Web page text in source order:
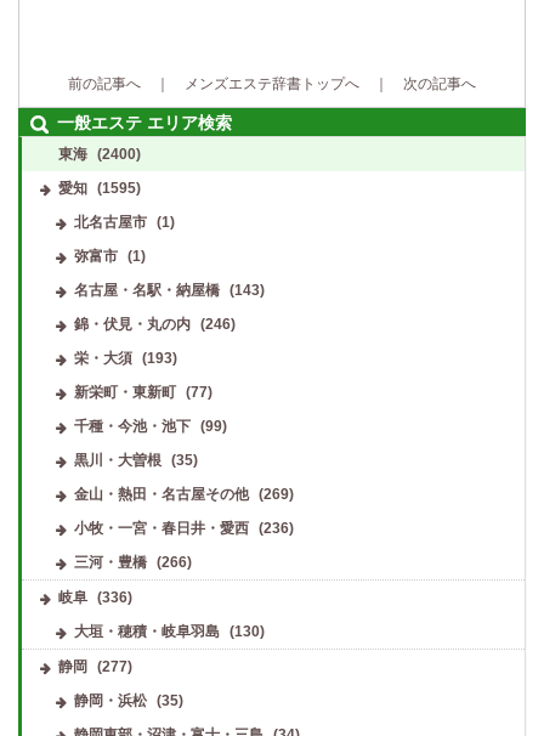
前の記事へ ｜ メンズエステ辞書トップへ ｜ 次の記事へ
一般エステ エリア検索
東海 (2400)
愛知 (1595)
北名古屋市
(1)
弥富市
(1)
名古屋・名駅・納屋橋
(143)
錦・伏見・丸の内
(246)
栄・大須
(193)
新栄町・東新町
(77)
千種・今池・池下
(99)
黒川・大曽根
(35)
金山・熱田・名古屋その他
(269)
小牧・一宮・春日井・愛西
(236)
三河・豊橋
(266)
岐阜 (336)
大垣・穂積・岐阜羽島
(130)
静岡
(277)
静岡・浜松
(35)